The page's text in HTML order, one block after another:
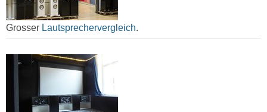
Grosser Lautsprechervergleich.